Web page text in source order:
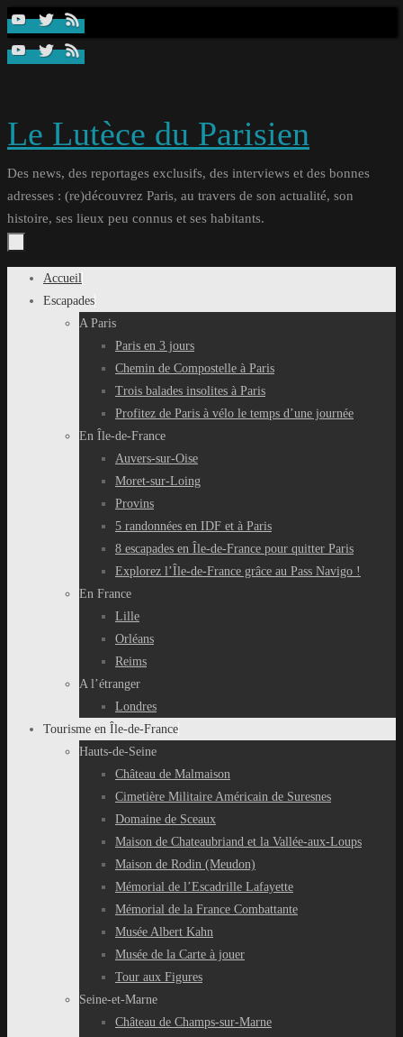
Passer
contenu
Le Lutèce du Parisien
Des news, des reportages exclusifs, des interviews et des bonnes
adresses : (re)découvrez Paris, au travers de son actualité, son
histoire, ses lieux peu connus et ses habitants.
Passer
Accueil
Escapades
A Paris
Paris en 3 jours
Chemin de Compostelle à Paris
Trois balades insolites à Paris
Profitez de Paris à vélo le temps d’une journée
En Île-de-France
Auvers-sur-Oise
Moret-sur-Loing
Provins
5 randonnées en IDF et à Paris
8 escapades en Île-de-France pour quitter Paris
Explorez l’Île-de-France grâce au Pass Navigo !
En France
Lille
Orléans
Reims
A l’étranger
Londres
Tourisme en Île-de-France
Hauts-de-Seine
Château de Malmaison
Cimetière Militaire Américain de Suresnes
Domaine de Sceaux
Maison de Chateaubriand et la Vallée-aux-Loups
Maison de Rodin (Meudon)
Mémorial de l’Escadrille Lafayette
Mémorial de la France Combattante
Musée Albert Kahn
Musée de la Carte à jouer
Tour aux Figures
Seine-et-Marne
Château de Champs-sur-Marne